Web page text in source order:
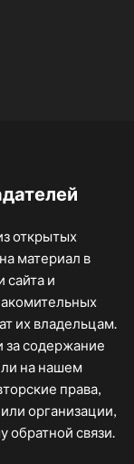
открытых
материал в
сайта и
их владельцам.
за содержание
на нашем
права,
организации,
обратной связи.